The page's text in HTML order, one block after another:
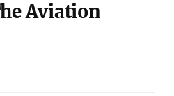
Aviation